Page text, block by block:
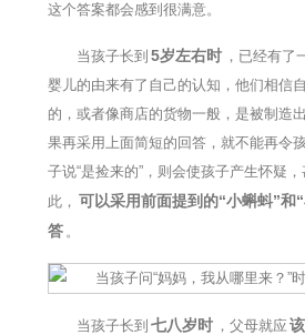
这个答案都会感到很满意。
当孩子长到 5岁左右时 ，已经有了
婴儿的由来有了自己的认知，他们相信
的，或者像商店的货物一般，是被制造
果再采用上面简短的回答，就不能再令
子说“是捡来的”，则会使孩子产生怀疑
此， 可以采用前面提到的“小蝌蚪”和
答 。
当孩子长到 七八岁时 ，父母就应